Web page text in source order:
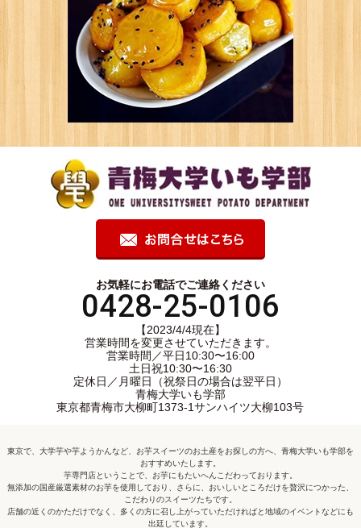
お気軽にお電話でご連絡ください
0428-25-0106
【2023/4/4現在】
営業時間を変更させていただきます。
営業時間／平日10:30〜16:00
土日祝10:30〜16:30
定休日／月曜日（祝祭日の場合は翌平日）
青梅大学いも学部
東京都青梅市大柳町1373-1サンハイツ大柳103号
東京で、大学芋や芋ようかんなど、お芋スイーツのお土産をお探しの方へ、青梅大学いも学部を
おすすめいたします。
芋専門店ということで、お芋にもたいへんこだわっております。
無添加の国産厳選素材のお芋を使用しており、さらに、おいしいところだけを贅沢につかった、
こだわりのスイーツたちです。
店舗の近くのかただけでなく、多くの方に召し上がっていただければと地域のイベントなどにも
出廷しています。